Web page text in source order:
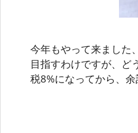
今年もやって来ました
目指すわけですが、ど
税8%になってから、